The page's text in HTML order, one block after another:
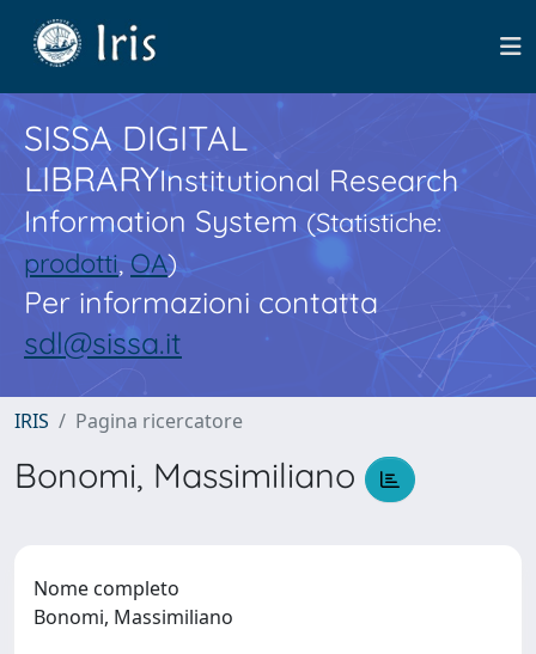
SISSA DIGITAL
LIBRARYInstitutional Research
Information System(Statistiche:
prodotti,OA)
Per informazioni contatta
sdl@sissa.it
IRIS Pagina ricercatore
Bonomi, Massimiliano
Nome completo
Bonomi, Massimiliano